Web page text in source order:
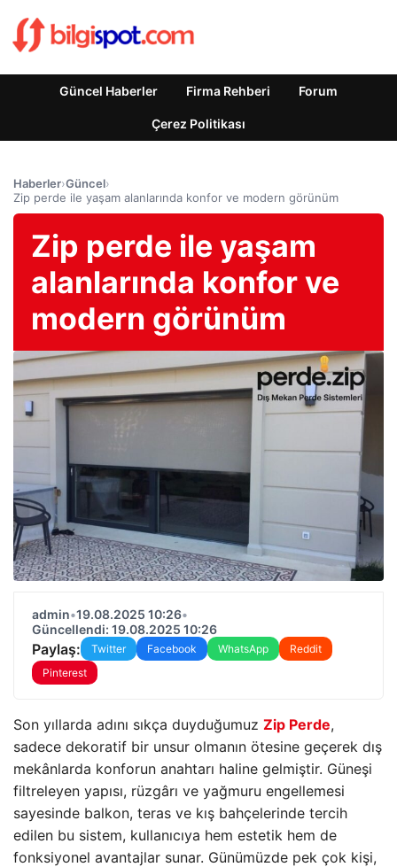
Güncel Haberler Firma Rehberi Forum
Çerez Politikası
Haberler›Güncel›
Zip perde ile yaşam alanlarında konfor ve modern görünüm
Zip perde ile yaşam
alanlarında konfor ve
modern görünüm
admin•19.08.2025 10:26•
Güncellendi: 19.08.2025 10:26
Paylaş: Twitter Facebook WhatsApp
Reddit
Pinterest
Son yıllarda adını sıkça duyduğumuz Zip Perde,
sadece dekoratif bir unsur olmanın ötesine geçerek dış
mekânlarda konforun anahtarı haline gelmiştir. Güneşi
filtreleyen yapısı, rüzgârı ve yağmuru engellemesi
sayesinde balkon, teras ve kış bahçelerinde tercih
edilen bu sistem, kullanıcıya hem estetik hem de
fonksiyonel avantajlar sunar. Günümüzde pek çok kişi,